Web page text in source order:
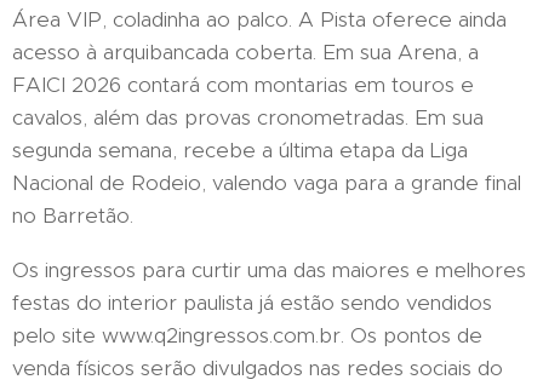
Área VIP, coladinha ao palco. A Pista oferece ainda
acesso à arquibancada coberta. Em sua Arena, a
FAICI 2026 contará com montarias em touros e
cavalos, além das provas cronometradas. Em sua
segunda semana, recebe a última etapa da Liga
Nacional de Rodeio, valendo vaga para a grande final
no Barretão.
Os ingressos para curtir uma das maiores e melhores
festas do interior paulista já estão sendo vendidos
pelo site www.q2ingressos.com.br. Os pontos de
venda físicos serão divulgados nas redes sociais do